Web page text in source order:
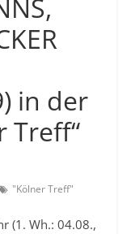
in der
Treff“
"Kölner Treff"
(1. Wh.: 04.08.,